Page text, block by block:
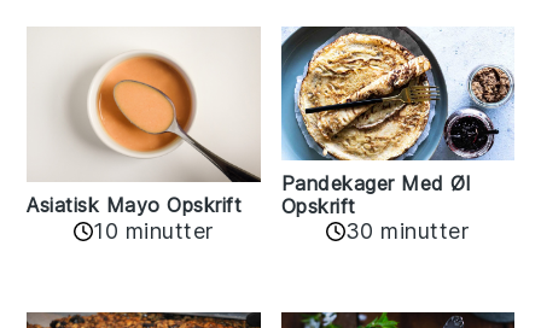
Asiatisk Mayo Opskrift
10 minutter
Pandekager Med Øl
Opskrift
30 minutter